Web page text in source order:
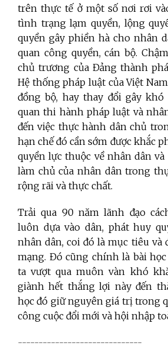
trên thực tế ở một số nơi rơi
tình trạng lạm quyền, lộng
quyền gây phiền hà cho nhân
quan công quyền, cán bộ.
chủ trương của Đảng thành
Hệ thống pháp luật của Việt
đồng bộ, hay thay đổi gây khó
quan thi hành pháp luật và
đến việc thực hành dân chủ
hạn chế đó cần sớm được khắc
quyền lực thuộc về nhân dân
làm chủ của nhân dân trong
rộng rãi và thực chất.
Trải qua 90 năm lãnh đạo
luôn dựa vào dân, phát huy
nhân dân, coi đó là mục tiêu và
mạng. Đó cũng chính là bài
ta vượt qua muôn vàn khó
giành hết thắng lợi này đến
học đó giữ nguyên giá trị trong
công cuộc đổi mới và hội nhập
------------------------------